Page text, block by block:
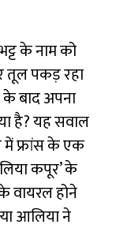
के नाम को
तूल पकड़ रहा
बाद अपना
है? यह सवाल
में फ्रांस के एक
कपूर’ के
वायरल होने
आलिया ने